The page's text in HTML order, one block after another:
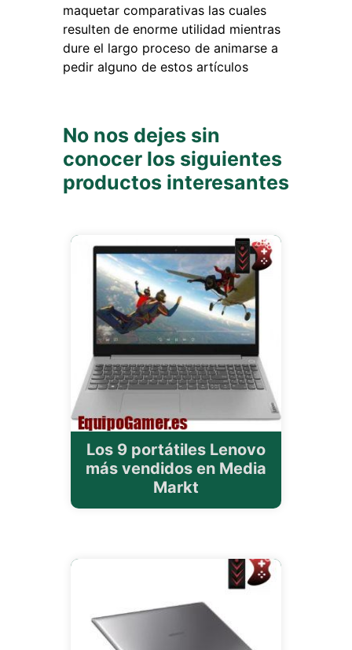
maquetar comparativas las cuales
resulten de enorme utilidad mientras
dure el largo proceso de animarse a
pedir alguno de estos artículos
No nos dejes sin
conocer los siguientes
productos interesantes
Los 9 portátiles Lenovo
más vendidos en Media
Markt